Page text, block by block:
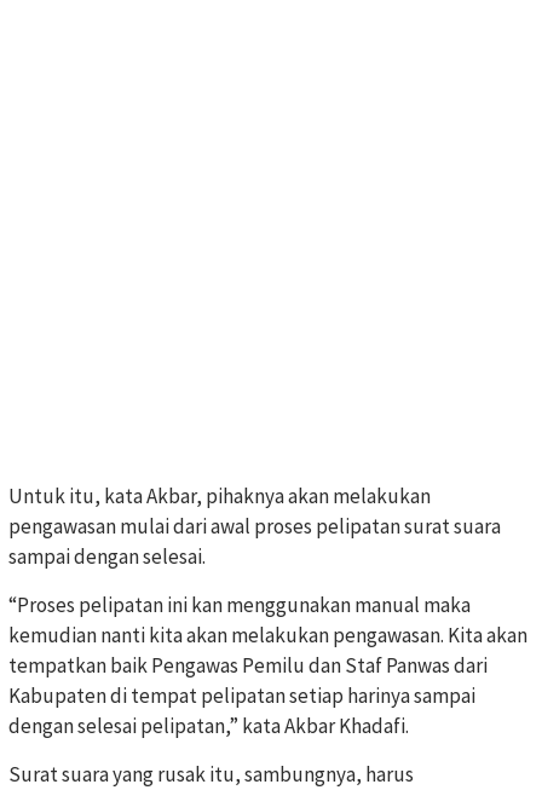
Untuk itu, kata Akbar, pihaknya akan melakukan
pengawasan mulai dari awal proses pelipatan surat suara
sampai dengan selesai.
“Proses pelipatan ini kan menggunakan manual maka
kemudian nanti kita akan melakukan pengawasan. Kita akan
tempatkan baik Pengawas Pemilu dan Staf Panwas dari
Kabupaten di tempat pelipatan setiap harinya sampai
dengan selesai pelipatan,” kata Akbar Khadafi.
Surat suara yang rusak itu, sambungnya, harus